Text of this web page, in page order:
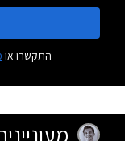
התקשרו או